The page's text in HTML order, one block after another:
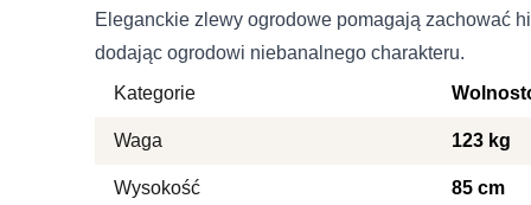
Eleganckie zlewy ogrodowe pomagają zachować
dodając ogrodowi niebanalnego charakteru.
Kategorie
Waga 123 kg
Wysokość 85 cm
korzystania z ich usług.
sposób bez nich. Te pliki